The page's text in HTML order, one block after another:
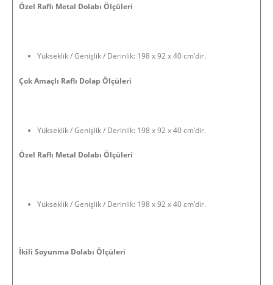
Özel Raflı Metal Dolabı Ölçüleri
Yükseklik / Genişlik / Derinlik: 198 x 92 x 40 cm’dir.
Çok Amaçlı Raflı Dolap Ölçüleri
Yükseklik / Genişlik / Derinlik: 198 x 92 x 40 cm’dir.
Özel Raflı Metal Dolabı Ölçüleri
Yükseklik / Genişlik / Derinlik: 198 x 92 x 40 cm’dir.
İkili Soyunma Dolabı Ölçüleri